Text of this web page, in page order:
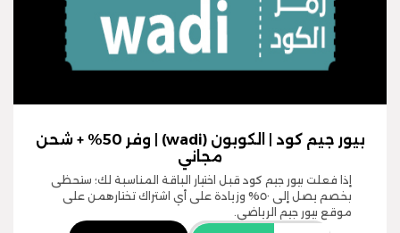
بيور جيم كود | الكوبون (wadi) | وفر 50% + شحن
مجاني
إذا فعلت بيور جيم كود قبل اختيار الباقة المناسبة لك؛ ستحظى
بخصم يصل إلى ٥٠% وزيادة على أي اشتراك تختارهمن على
موقع بيور جيم الرياضي.